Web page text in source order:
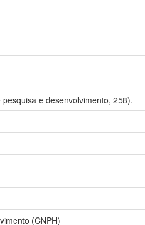
e desenvolvimento, 258).
(CNPH)